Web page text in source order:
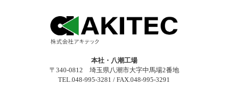
本社・八潮工場
〒340-0812 埼玉県八潮市大字中馬場2番地
TEL.048-995-3281 / FAX.048-995-3291